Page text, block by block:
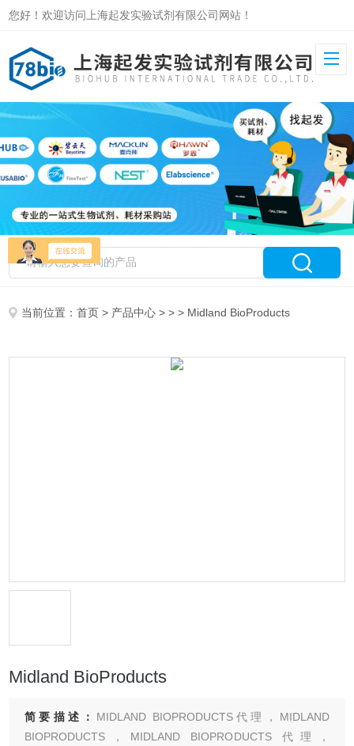
您好！欢迎访问上海起发实验试剂有限公司网站！
当前位置：首页 > 产品中心 > > > Midland BioProducts
Midland BioProducts
简要描述： MIDLAND BIOPRODUCTS代理，MIDLAND
BIOPRODUCTS，MIDLAND BIOPRODUCTS 代理，